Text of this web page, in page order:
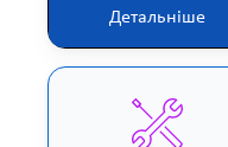
Детальніше